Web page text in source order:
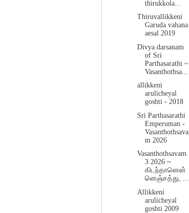
thirukkola...
Thiruvallikkeni
Garuda vahana
aesal 2019
Divya darsanam
of Sri
Parthasarathi ~
Vasanthothsa...
allikkeni
arulicheyal
goshti - 2018
Sri Parthasarathi
Emperuman -
Vasanthothsava
m 2026
Vasanthothsavam
3 2026 ~
கிடந்தானென்
னெஞ்சத்து, ...
Allikkeni
arulicheyal
goshti 2009